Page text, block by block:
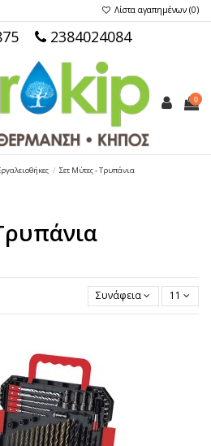
Λίστα αγαπημένων (0)
2384024084
0
Σετ Μύτες - Τρυπάνια
Συνάφεια 11